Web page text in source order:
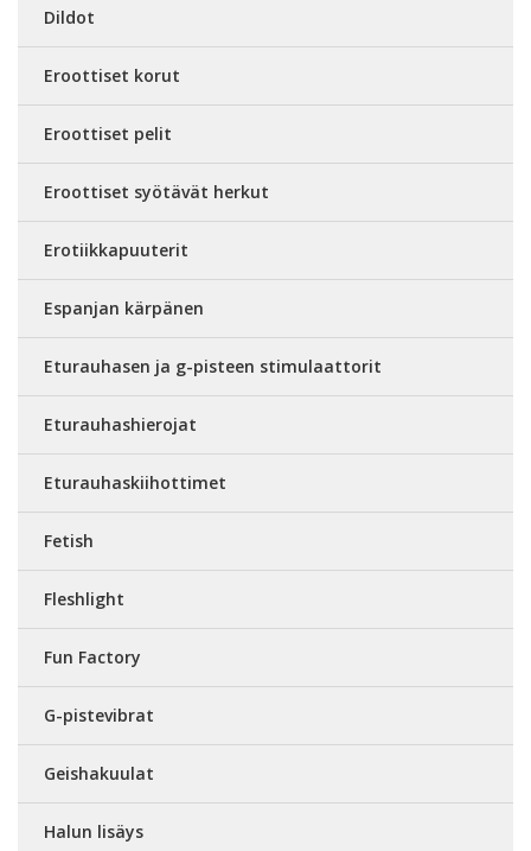
Dildot
Eroottiset korut
Eroottiset pelit
Eroottiset syötävät herkut
Erotiikkapuuterit
Espanjan kärpänen
Eturauhasen ja g-pisteen stimulaattorit
Eturauhashierojat
Eturauhaskiihottimet
Fetish
Fleshlight
Fun Factory
G-pistevibrat
Geishakuulat
Halun lisäys